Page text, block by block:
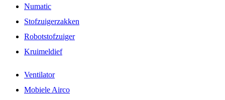
Numatic
Stofzuigerzakken
Robotstofzuiger
Kruimeldief
Ventilator
Mobiele Airco